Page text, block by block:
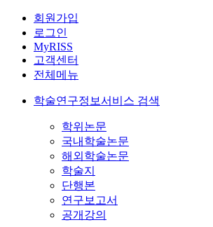
회원가입
로그인
MyRISS
고객센터
전체메뉴
학술연구정보서비스 검색
학위논문
국내학술논문
해외학술논문
학술지
단행본
연구보고서
공개강의